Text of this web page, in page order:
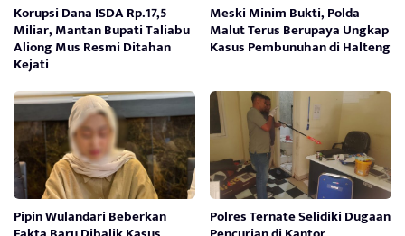
Korupsi Dana ISDA Rp.17,5
Miliar, Mantan Bupati Taliabu
Aliong Mus Resmi Ditahan
Kejati
Meski Minim Bukti, Polda
Malut Terus Berupaya Ungkap
Kasus Pembunuhan di Halteng
Pipin Wulandari Beberkan Polres Ternate Selidiki Dugaan